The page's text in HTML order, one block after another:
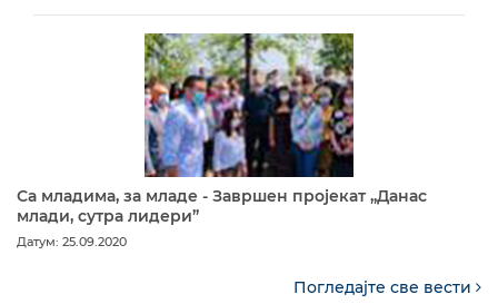
Са младима, за младе - Завршен пројекат „Данас
млади, сутра лидери”
Датум: 25.09.2020
Погледајте све вести